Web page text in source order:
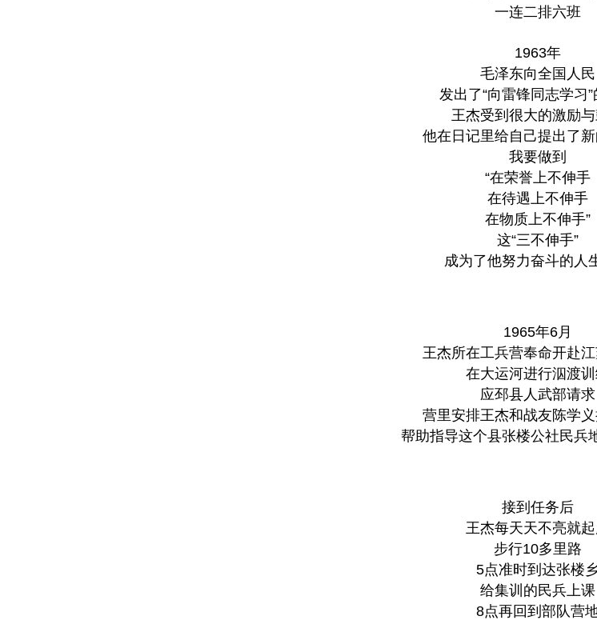
一连二排六班
1963年
毛泽东向全国人民
发出了“向雷锋同志学习
王杰受到很大的激励
他在日记里给自己提出了新
我要做到
“在荣誉上不伸手
在待遇上不伸手
在物质上不伸手”
这“三不伸手”
成为了他努力奋斗的人
1965年6月
王杰所在工兵营奉命开赴
在大运河进行泅渡
应邳县人武部请求
营里安排王杰和战友陈学
帮助指导这个县张楼公社民兵
接到任务后
王杰每天天不亮就
步行10多里路
5点准时到达张楼
给集训的民兵上课
8点再回到部队营